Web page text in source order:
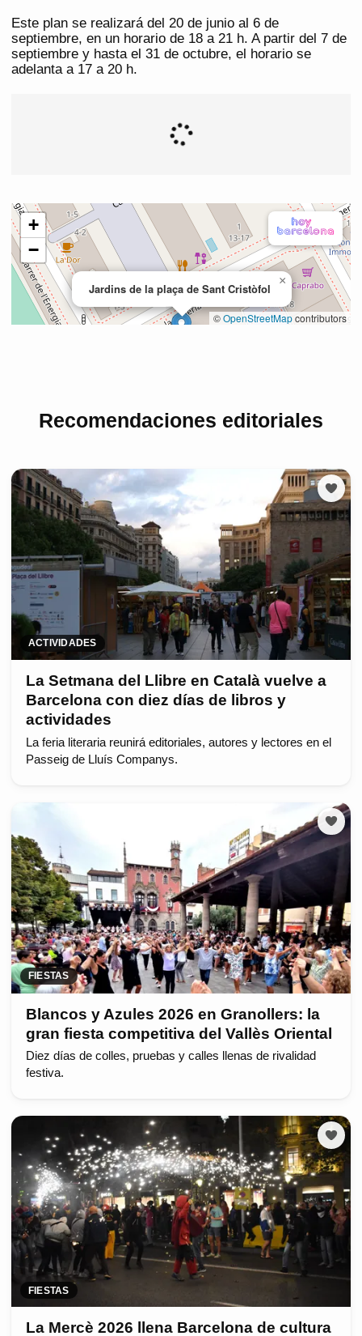
Este plan se realizará del 20 de junio al 6 de
septiembre, en un horario de 18 a 21 h. A partir del 7 de
septiembre y hasta el 31 de octubre, el horario se
adelanta a 17 a 20 h.
Recomendaciones editoriales
ACTIVIDADES
La Setmana del Llibre en Català vuelve a
Barcelona con diez días de libros y
actividades
La feria literaria reunirá editoriales, autores y lectores en el
Passeig de Lluís Companys.
FIESTAS
Blancos y Azules 2026 en Granollers: la
gran fiesta competitiva del Vallès Oriental
Diez días de colles, pruebas y calles llenas de rivalidad
festiva.
FIESTAS
La Mercè 2026 llena Barcelona de cultura